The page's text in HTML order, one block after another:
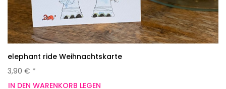
elephant ride Weihnachtskarte
3,90 € *
IN DEN WARENKORB LEGEN